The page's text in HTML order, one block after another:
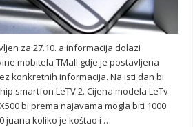
za 27.10. a informacija dolazi
mobitela TMall gdje je postavljena
konkretnih informacija. Na isti dan bi
smartfon LeTV 2. Cijena modela LeTv
bi prema najavama mogla biti 1000
juana koliko je koštao i …